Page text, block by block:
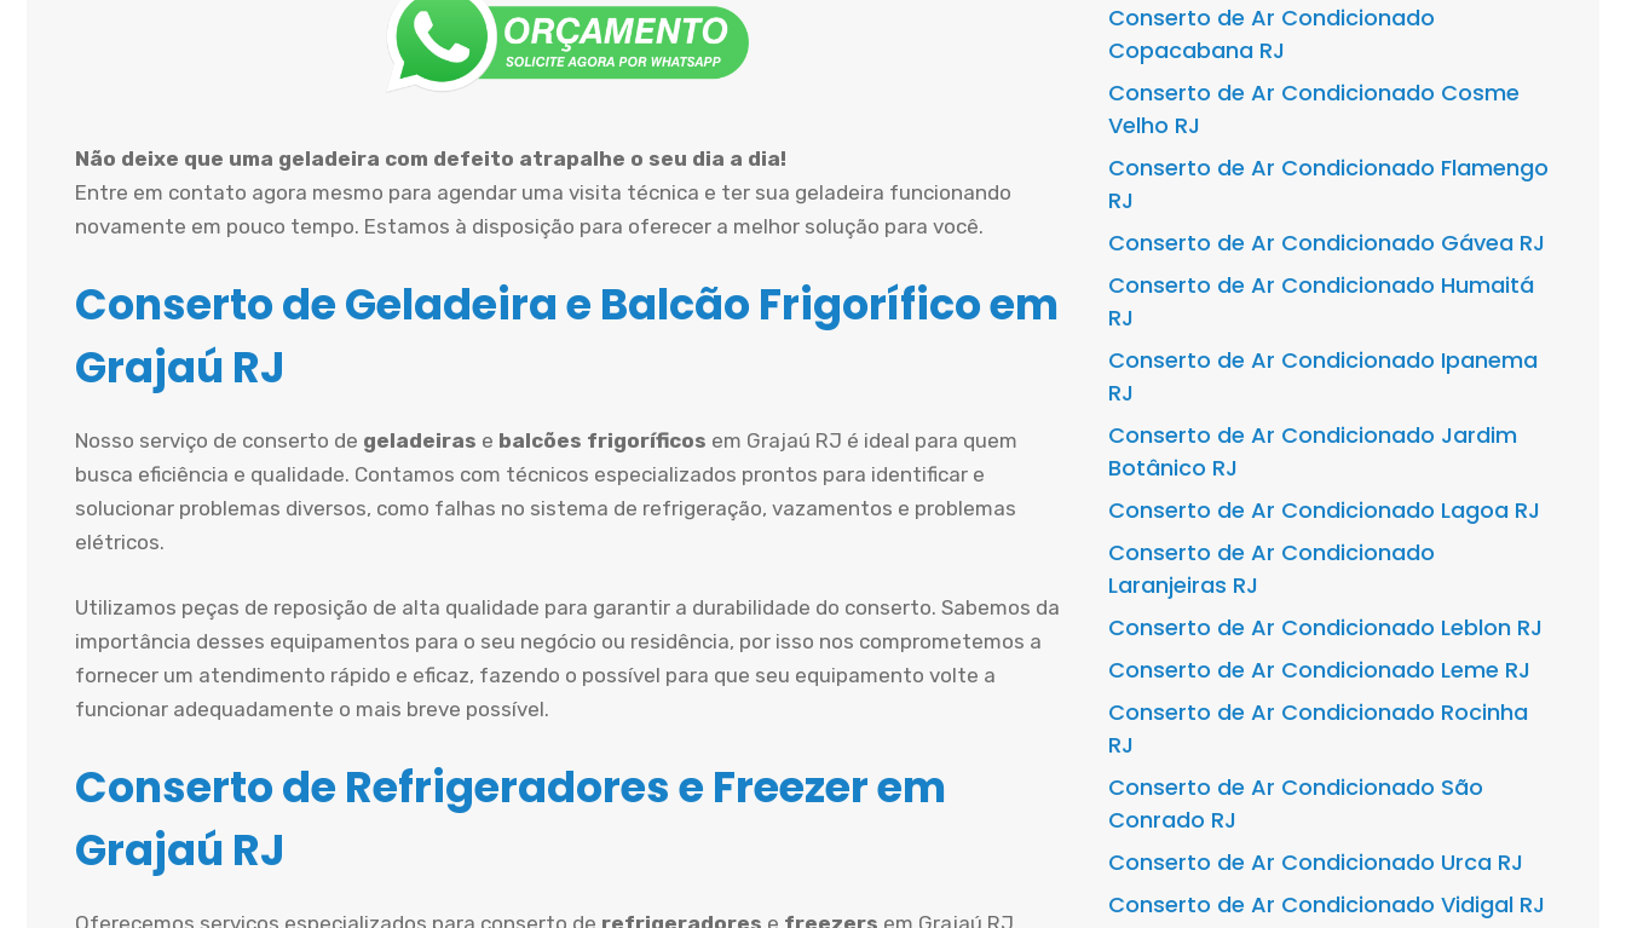
Não deixe que uma geladeira com defeito atrapalhe o seu dia a dia!
Entre em contato agora mesmo para agendar uma visita técnica e ter sua geladeira funcionando
novamente em pouco tempo. Estamos à disposição para oferecer a melhor solução para você.
Conserto de Geladeira e Balcão Frigorífico em
Grajaú RJ
Nosso serviço de conserto de geladeiras e balcões frigoríficos em Grajaú RJ é ideal para quem
busca eficiência e qualidade. Contamos com técnicos especializados prontos para identificar e
solucionar problemas diversos, como falhas no sistema de refrigeração, vazamentos e problemas
elétricos.
Utilizamos peças de reposição de alta qualidade para garantir a durabilidade do conserto. Sabemos da
importância desses equipamentos para o seu negócio ou residência, por isso nos comprometemos a
fornecer um atendimento rápido e eficaz, fazendo o possível para que seu equipamento volte a
funcionar adequadamente o mais breve possível.
Conserto de Refrigeradores e Freezer em
Grajaú RJ
Oferecemos serviços especializados para conserto de refrigeradores e freezers em Grajaú RJ,
Conserto de Ar Condicionado
Copacabana RJ
Conserto de Ar Condicionado Cosme
Velho RJ
Conserto de Ar Condicionado Flamengo
RJ
Conserto de Ar Condicionado Gávea RJ
Conserto de Ar Condicionado Humaitá
RJ
Conserto de Ar Condicionado Ipanema
RJ
Conserto de Ar Condicionado Jardim
Botânico RJ
Conserto de Ar Condicionado Lagoa RJ
Conserto de Ar Condicionado
Laranjeiras RJ
Conserto de Ar Condicionado Leblon RJ
Conserto de Ar Condicionado Leme RJ
Conserto de Ar Condicionado Rocinha
RJ
Conserto de Ar Condicionado São
Conrado RJ
Conserto de Ar Condicionado Urca RJ
Conserto de Ar Condicionado Vidigal RJ